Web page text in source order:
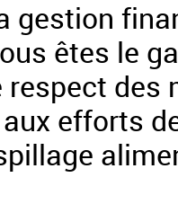
gestion
êtes le
respect des
efforts